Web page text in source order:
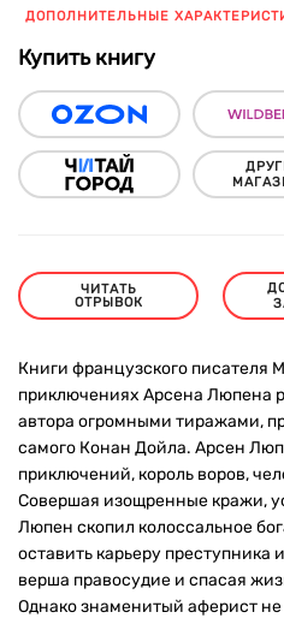
ДОПОЛНИТЕЛЬНЫЕ
Купить книгу
ЧИТАТЬ
ОТРЫВОК
Книги французского писателя
приключениях Арсена Люпена
автора огромными тиражами,
самого Конан Дойла. Арсен
приключений, король воров,
Совершая изощренные кражи,
Люпен скопил колоссальное
оставить карьеру преступника
верша правосудие и спасая
Однако знаменитый аферист